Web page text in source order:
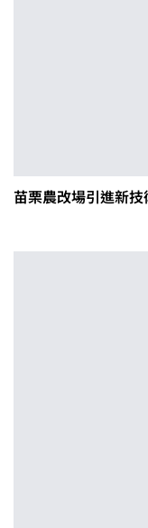
苗栗農改場引進新